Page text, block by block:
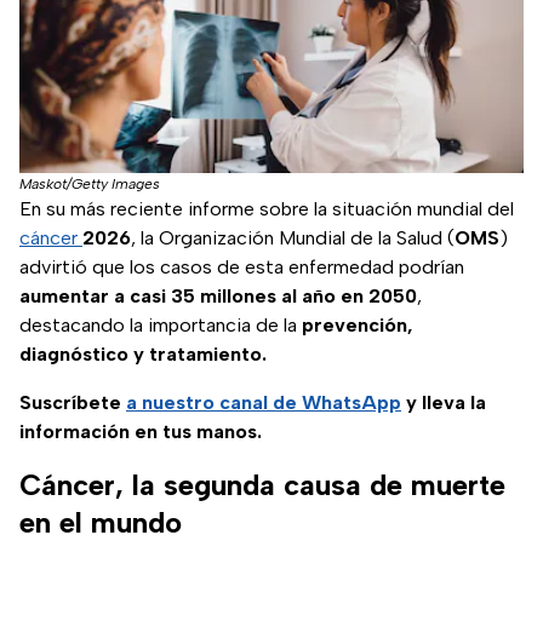
Maskot/Getty Images
En su más reciente informe sobre la situación mundial del
cáncer 2026, la Organización Mundial de la Salud (OMS)
advirtió que los casos de esta enfermedad podrían
aumentar a casi 35 millones al año en 2050,
destacando la importancia de la prevención,
diagnóstico y tratamiento.
Suscríbete a nuestro canal de WhatsApp y lleva la
información en tus manos.
Cáncer, la segunda causa de muerte
en el mundo